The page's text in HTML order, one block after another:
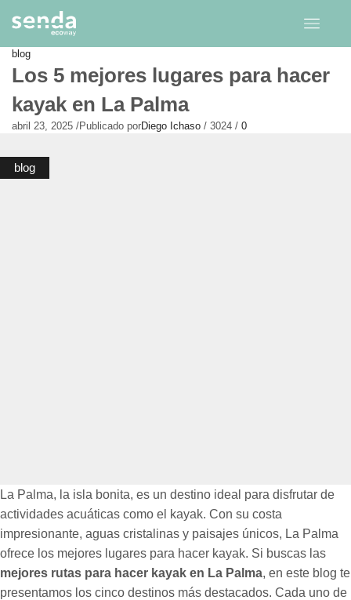
blog
Los 5 mejores lugares para hacer
kayak en La Palma
abril 23, 2025 /Publicado porDiego Ichaso / 3024 / 0
blog
La Palma, la isla bonita, es un destino ideal para disfrutar de
actividades acuáticas como el kayak. Con su costa
impresionante, aguas cristalinas y paisajes únicos, La Palma
ofrece los mejores lugares para hacer kayak. Si buscas las
mejores rutas para hacer kayak en La Palma, en este blog te
presentamos los cinco destinos más destacados. Cada uno de